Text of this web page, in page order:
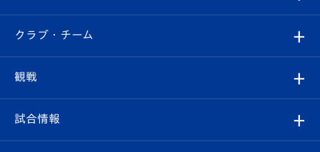
すべて
クラブ
試合情報
クラブ・チーム
クラブ概要
観戦
観戦ルール
試合情報